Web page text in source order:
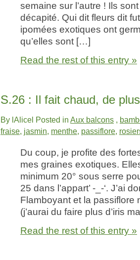
semaine sur l’autre ! Ils
décapité. Qui dit fleurs dit
ipomées exotiques ont
qu’elles sont […]
Read the rest of this entry »
S.26 : Il fait chaud, de
By lAlicel Posted in Aux balcons ,
fraise, jasmin, menthe, passiflore,
Du coup, je profite des
mes graines exotiques.
minimum 20° sous serre
25 dans l’appart’ -_-‘. J’ai
Flamboyant et la passiflore
(j’aurai du faire plus d’iris
Read the rest of this entry »